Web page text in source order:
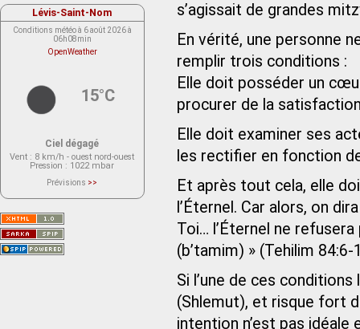
s’agissait de grandes
En vérité, une personne
remplir trois conditions :
Elle doit posséder un
procurer de la
Elle doit examiner ses
les rectifier en fonction
Et après tout cela, elle
l’Éternel. Car alors, on
Toi… l’Éternel ne
(b’tamim) » (Tehilim 84:6-
Si l’une de ces
(Shlemut), et risque fort
intention n’est pas idéale
Lévis-Saint-Nom
Conditions météo à 6 août 2026 à
06h08min
OpenWeather
15°C
Ciel dégagé
Vent : 8 km/h - ouest nord-ouest
Pression : 1022 mbar
Prévisions >>
actuellement aucune prévision
Saint-Nom.
Veuillez consulter le message du
service ci-dessous.
(401 - Invalid API key. Please see
https://openweathermap.org/faq#error401